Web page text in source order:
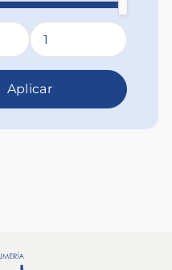
Aplicar